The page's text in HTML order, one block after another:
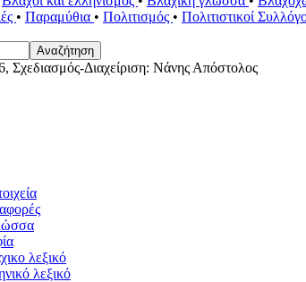
• Παραμύθια • Πολιτισμός • Πολιτιστικοί
Αναζήτηση
Σχεδιασμός-Διαχείριση: Νάνης Απόστολος
λεξικό
λεξικό